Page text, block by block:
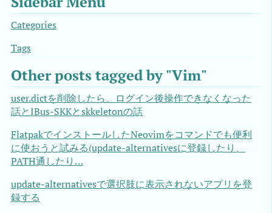
Categories
Tags
Other posts tagged by "Vim"
user.dictを削除したら、ログイン後操作できなくなった
話とIBus-SKKとskkeletonの話
FlatpakでインストールしたNeovimをコマンドでも便利
に使おうと試みる(update-alternativesに登録したり、
PATH通したり…
update-alternativesで選択肢に表示されないアプリを登
録する